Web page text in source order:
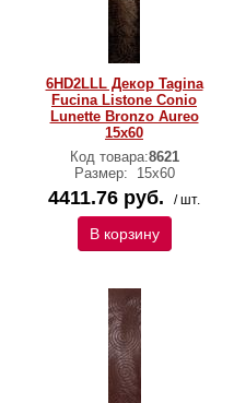
6HD2LLL Декор Tagina
Fucina Listone Conio
Lunette Bronzo Aureo
15x60
Код товара:8621
Размер:
15x60
4411.76 руб. / шт.
В корзину